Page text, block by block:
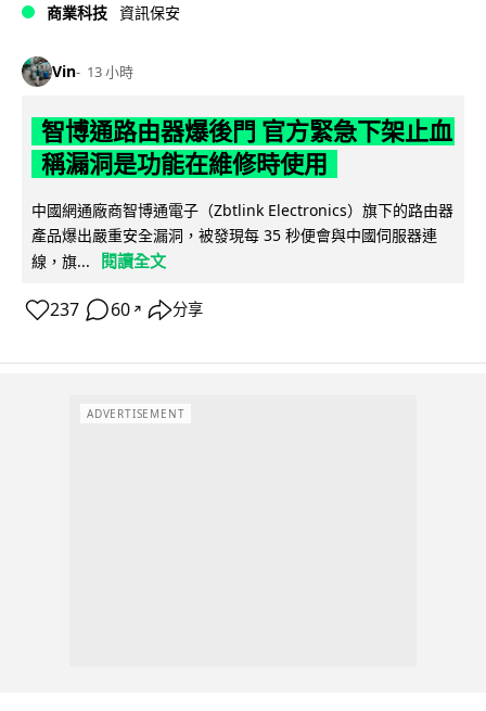
商業科技 資訊保安
Vin 13 小時
智博通路由器爆後門 官方緊急下架止血
稱漏洞是功能在維修時使用
中國網通廠商智博通電子（Zbtlink Electronics）旗下的路由器
產品爆出嚴重安全漏洞，被發現每 35 秒便會與中國伺服器連
線，旗...
閱讀全文
237 60 ↗ 分享
ADVERTISEMENT